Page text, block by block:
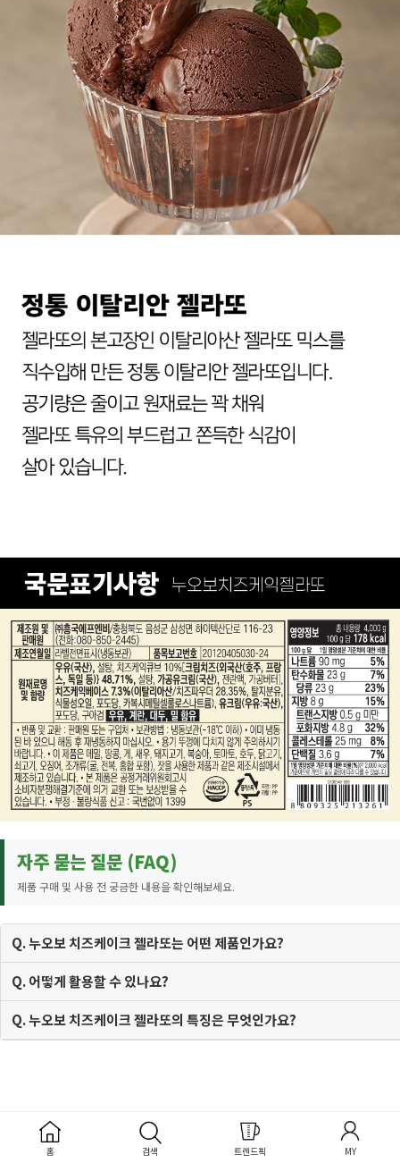
자주 묻는 질문 (FAQ)
제품 구매 및 사용 전 궁금한 내용을 확인해보세요.
Q. 누오보 치즈케이크 젤라또는 어떤 제품인가요?
Q. 어떻게 활용할 수 있나요?
Q. 누오보 치즈케이크 젤라또의 특징은 무엇인가요?
상품 상세 정보
상품리뷰
()
문의하기
(105)
배송/반품/교환
안내
홈 검색 트렌드픽 MY